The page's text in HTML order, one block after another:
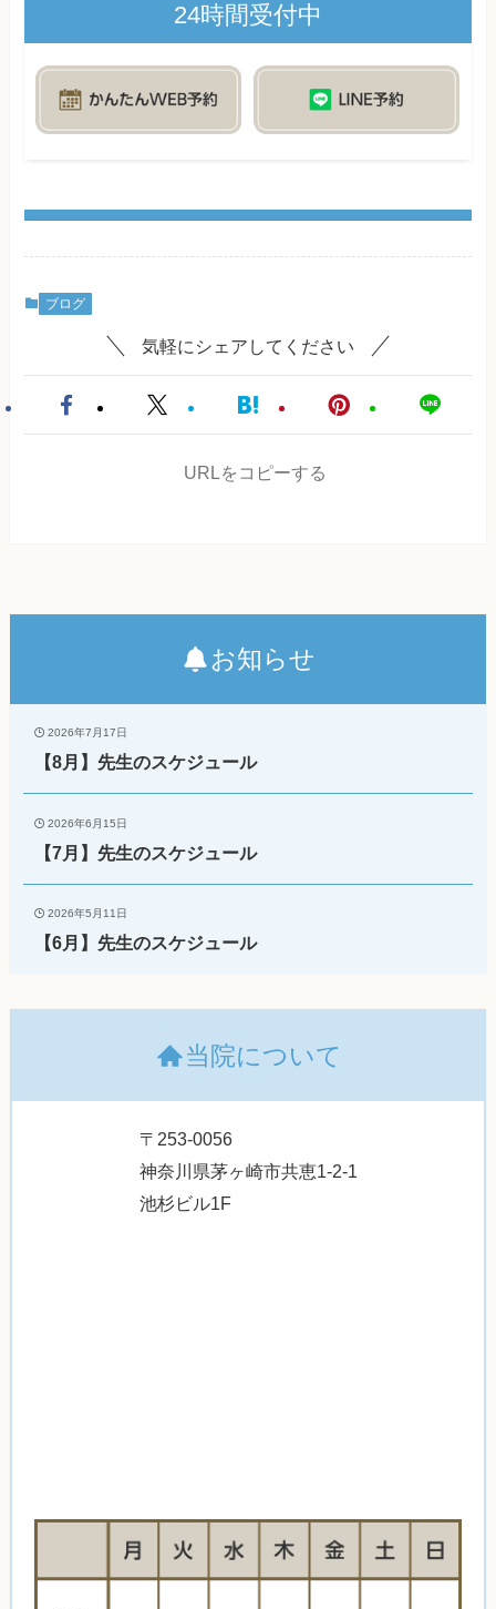
24時間受付中
ブログ
気軽にシェアしてください
URLをコピーする
お知らせ
2026年7月17日
【8月】先生のスケジュール
2026年6月15日
【7月】先生のスケジュール
2026年5月11日
【6月】先生のスケジュール
当院について
〒253-0056
神奈川県茅ヶ崎市共恵1-2-1
池杉ビル1F